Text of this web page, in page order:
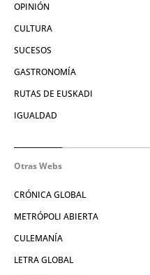
OPINIÓN
CULTURA
SUCESOS
GASTRONOMÍA
RUTAS DE EUSKADI
IGUALDAD
Otras Webs
CRÓNICA GLOBAL
METRÓPOLI ABIERTA
CULEMANÍA
LETRA GLOBAL